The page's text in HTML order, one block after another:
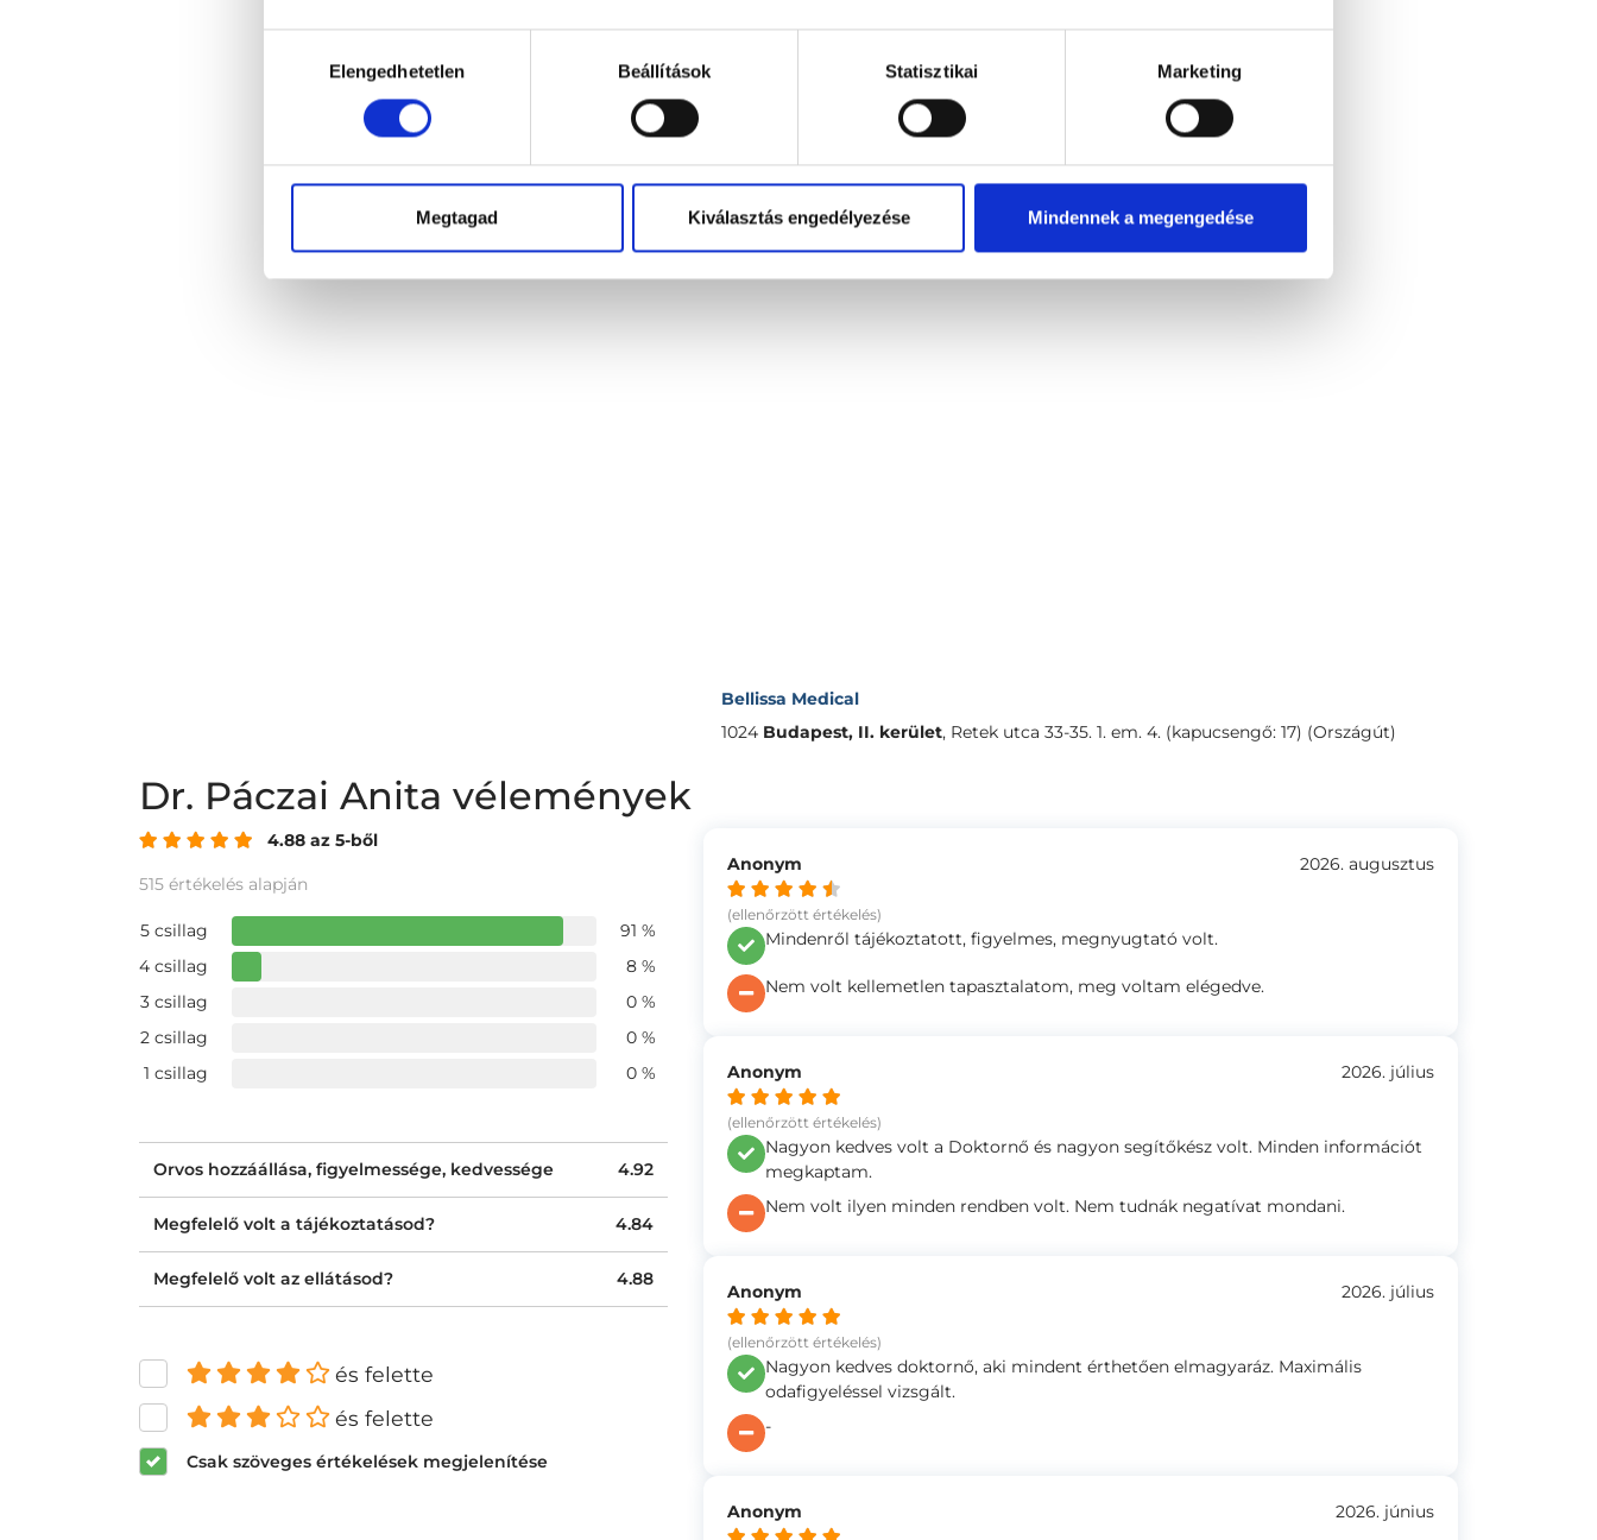
kiválasztásaElengedhetetlen Beállítások Statisztikai Marketing
Megtagad Kiválasztás engedélyezése Mindennek a megengedése
Bellissa Medical
1024 Budapest, II. kerület, Retek utca 33-35. 1. em. 4. (kapucsengő: 17) (Országút)
Dr. Páczai Anita vélemények
4.88 az 5-ből
515 értékelés alapján
5 csillag
91 %
4 csillag
8 %
3 csillag
0 %
2 csillag
0 %
1 csillag
0 %
Orvos hozzáállása, figyelmessége, kedvessége 4.92
Megfelelő volt a tájékoztatásod? 4.84
Megfelelő volt az ellátásod? 4.88
és felette
és felette
Csak szöveges értékelések megjelenítése
Anonym
(ellenőrzött értékelés)
2026. augusztus
Mindenről tájékoztatott, figyelmes, megnyugtató volt.
Nem volt kellemetlen tapasztalatom, meg voltam elégedve.
Anonym
(ellenőrzött értékelés)
2026. július
Nagyon kedves volt a Doktornő és nagyon segítőkész volt. Minden információt
megkaptam.
Nem volt ilyen minden rendben volt. Nem tudnák negatívat mondani.
Anonym
(ellenőrzött értékelés)
2026. július
Nagyon kedves doktornő, aki mindent érthetően elmagyaráz. Maximális
odafigyeléssel vizsgált.
-
Anonym 2026. június